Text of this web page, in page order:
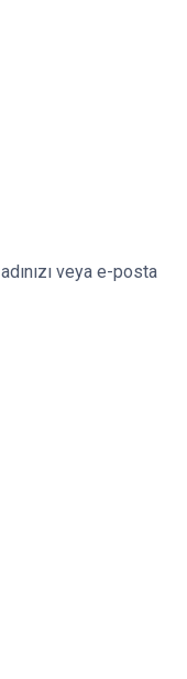
veya e-posta